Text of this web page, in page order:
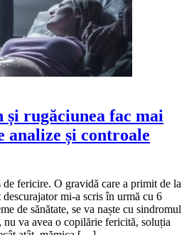
rugăciunea fac mai
analize și controale
de fericire. O gravidă care a primit de la
mi-a scris în urmă cu 6
de sănătate, se va naște cu sindromul
va avea o copilărie fericită, soluția